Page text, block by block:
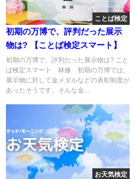
ことば検定
初期の万博で、評判だった展示
物は? 【ことば検定スマート】
初期の万博で、評判だった展示物は? こと
ば検定スマート 林修 初期の万博では、
展示物に対して金メダルなどの表彰制度が
あったそうです。そんな金...
お天気検定